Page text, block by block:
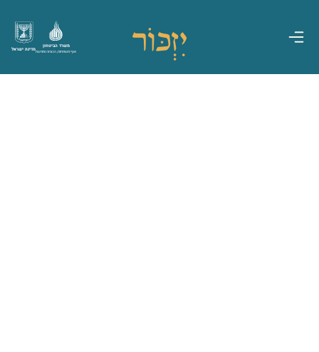
מדינת ישראל
משרד הביטחון
אגף משפחות, הנצחה ומורשת